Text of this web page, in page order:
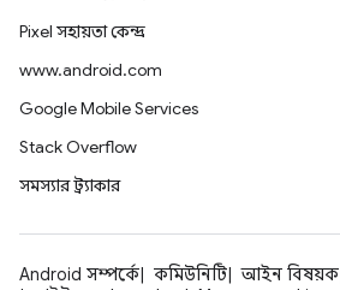
Pixel সহায়তা কেন্দ্র
www.android.com
Google Mobile Services
Stack Overflow
সমস্যার ট্র্যাকার
Android সম্পর্কে কমিউনিটি আইন বিষয়ক